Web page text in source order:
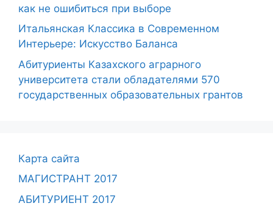
как не ошибиться при выборе
Итальянская Классика в Современном
Интерьере: Искусство Баланса
Абитуриенты Казахского аграрного
университета стали обладателями 570
государственных образовательных грантов
Карта сайта
МАГИСТРАНТ 2017
АБИТУРИЕНТ 2017